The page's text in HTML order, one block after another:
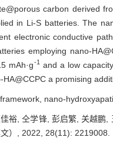
carbon derived
in Li-S batteries. The
electronic conductive
employing nano-
mAh·g-1 and a low
a promising
nano-
裕, 仝学锋, 彭启繁, 关越鹏,
）, 2022, 28(11): 2219008.